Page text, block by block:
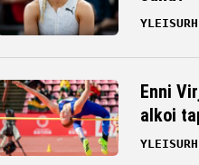
Enni
alkoi